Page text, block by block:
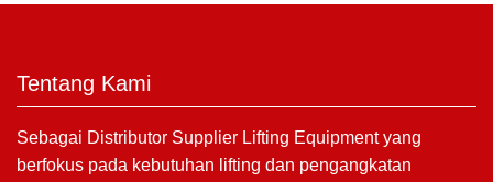
Tentang Kami
Sebagai Distributor Supplier Lifting Equipment yang
berfokus pada kebutuhan lifting dan pengangkatan